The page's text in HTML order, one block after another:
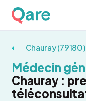
Chauray (79180)
Médecin
Chauray :